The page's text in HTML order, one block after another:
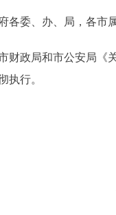
各委、办、局，各市
政局和市公安局《关
执行。